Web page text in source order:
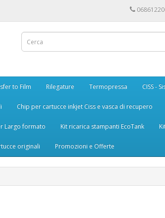
to Film Rilegature Termopressa CISS -
Chip per cartucce inkjet Ciss e vasca di recupero
Largo formato Kit ricarica stampanti EcoTank
originali Promozioni e Offerte